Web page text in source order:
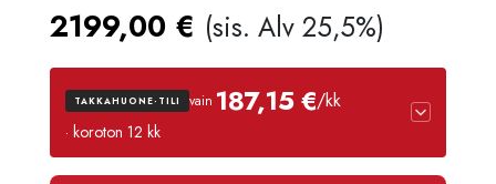
2199,00 € (sis. Alv 25,5%)
TAKKAHUONE-TILI vain 187,15 €/kk
· koroton 12 kk